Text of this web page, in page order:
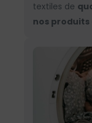
textiles de
nos